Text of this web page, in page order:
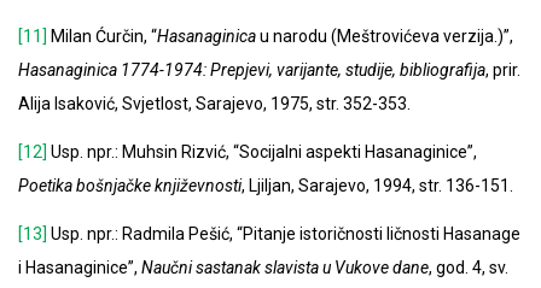
[11] Milan Ćurčin, “Hasanaginicau narodu (Meštrovićeva verzija.)”,
Hasanaginica 1774-1974: Prepjevi, varijante, studije, bibliografija, prir.
Alija Isaković, Svjetlost, Sarajevo, 1975, str. 352-353.
[12] Usp. npr.: Muhsin Rizvić, “Socijalni aspekti Hasanaginice”,
Poetika bošnjačke književnosti, Ljiljan, Sarajevo, 1994, str. 136-151.
[13] Usp. npr.: Radmila Pešić, “Pitanje istoričnosti ličnosti Hasanage
i Hasanaginice”, Naučni sastanak slavista u Vukove dane, god. 4, sv.